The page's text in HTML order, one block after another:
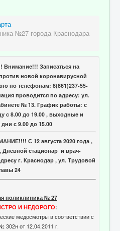
№27 города Краснодара
Записаться на
новой коронавирусной
по телефонам: 8(861)237-55-
проводится по адресу: ул.
№ 13. График работы: с
с 8.00 до 19.00 , выходные и
с 9.00 до 15.00
С 12 августа 2020 года ,
Дневной стационар и врач-
г. Краснодар , ул. Трудовой
24
поликлиника № 27
И НЕДОРОГО:
медосмотры в соответствии с
от 12.04.2011 г.